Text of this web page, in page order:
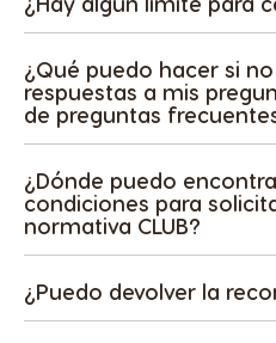
¿Qué puedo hacer si
respuestas a mis
de preguntas
¿Dónde puedo
condiciones para
normativa CLUB?
¿Puedo devolver la